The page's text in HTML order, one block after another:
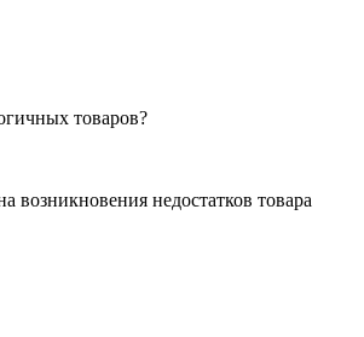
товаров?
возникновения недостатков товара